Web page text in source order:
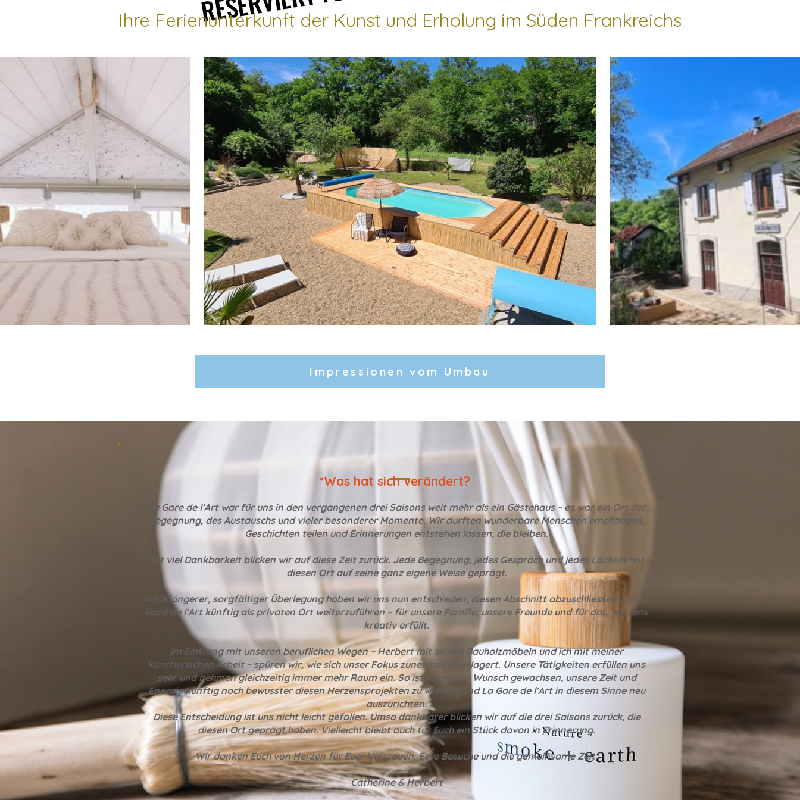
Ihre Ferienunterkunft der Kunst und Erholung im Süden Frankreichs
Impressionen vom Umbau
*Was hat sich verändert?
La Gare de l’Art war für uns in den vergangenen drei Saisons weit mehr als ein Gästehaus – es war ein Ort der
Begegnung, des Austauschs und vieler besonderer Momente. Wir durften wunderbare Menschen empfangen,
Geschichten teilen und Erinnerungen entstehen lassen, die bleiben.
Mit viel Dankbarkeit blicken wir auf diese Zeit zurück. Jede Begegnung, jedes Gespräch und jedes Lächeln hat
diesen Ort auf seine ganz eigene Weise geprägt.
Nach längerer, sorgfältiger Überlegung haben wir uns nun entschieden, diesen Abschnitt abzuschliessen und La
Gare de l’Art künftig als privaten Ort weiterzuführen – für unsere Familie, unsere Freunde und für das, was uns
kreativ erfüllt.
Im Einklang mit unseren beruflichen Wegen – Herbert mit seinen Bauholzmöbeln und ich mit meiner
künstlerischen Arbeit – spüren wir, wie sich unser Fokus zunehmend verlagert. Unsere Tätigkeiten erfüllen uns
sehr und nehmen gleichzeitig immer mehr Raum ein. So ist in uns der Wunsch gewachsen, unsere Zeit und
Energie künftig noch bewusster diesen Herzensprojekten zu widmen und La Gare de l’Art in diesem Sinne neu
auszurichten.
Diese Entscheidung ist uns nicht leicht gefallen. Umso dankbarer blicken wir auf die drei Saisons zurück, die
diesen Ort geprägt haben. Vielleicht bleibt auch für Euch ein Stück davon in Erinnerung.
Wir danken Euch von Herzen für Euer Vertrauen, Eure Besuche und die gemeinsame Zeit.
Catherine & Herbert